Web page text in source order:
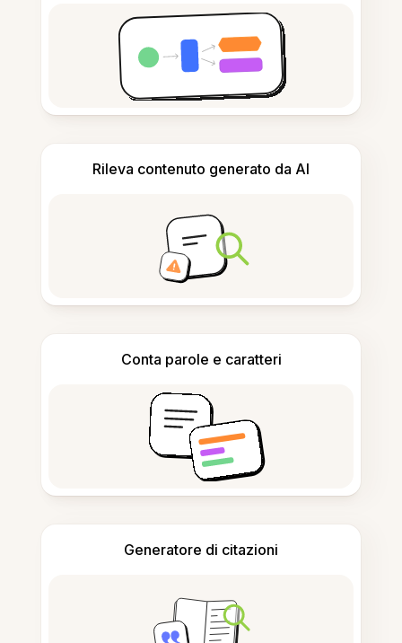
Rileva contenuto generato da AI
Conta parole e caratteri
Generatore di citazioni